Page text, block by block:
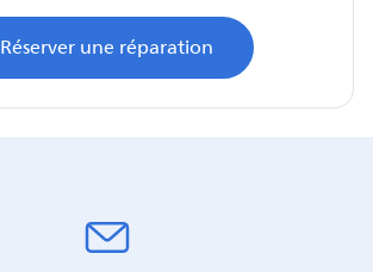
Réserver une réparation